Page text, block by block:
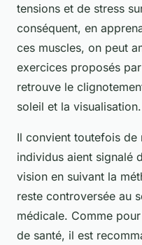
tensions et de stress
conséquent, en
ces muscles, on peut
exercices proposés
retrouve le
soleil et la visualisation.
Il convient toutefois de
individus aient signalé
vision en suivant la
reste controversée au
médicale. Comme
de santé, il est